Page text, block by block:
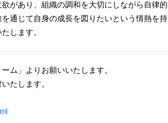
があり、組織の調和を大切にしながら自律的
通じて自身の成長を図りたいという情熱を持
します。
ム」よりお願いいたします。
たします。